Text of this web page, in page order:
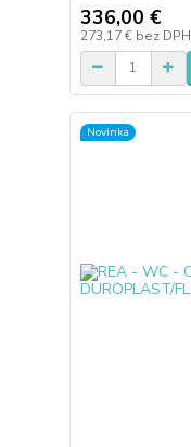
336,00 €
273,17 € bez DPH
Novinka